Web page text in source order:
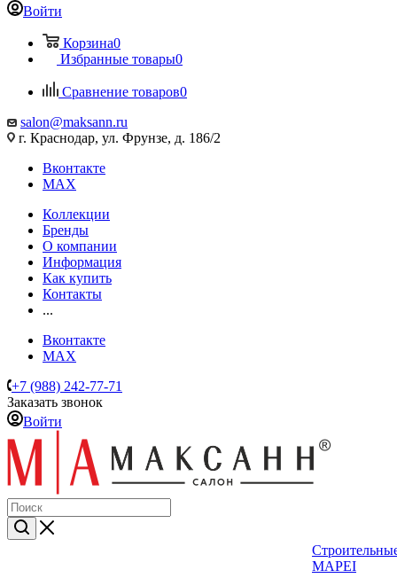
Войти
Корзина0
Избранные товары0
Сравнение товаров0
salon@maksann.ru
г. Краснодар, ул. Фрунзе, д. 186/2
Вконтакте
MAX
Коллекции
Бренды
О компании
Информация
Как купить
Контакты
...
Вконтакте
MAX
+7 (988) 242-77-71
Заказать звонок
Войти
MAPEI